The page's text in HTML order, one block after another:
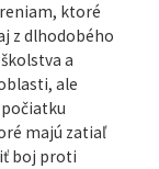
ktoré
z dlhodobého
a
ale
majú zatiaľ
boj proti